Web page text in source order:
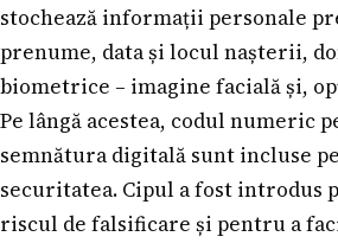
stochează informații personale
prenume, data și locul nașterii,
biometrice – imagine facială și,
Pe lângă acestea, codul numeric
semnătura digitală sunt incluse
securitatea. Cipul a fost introdus
riscul de falsificare și pentru a